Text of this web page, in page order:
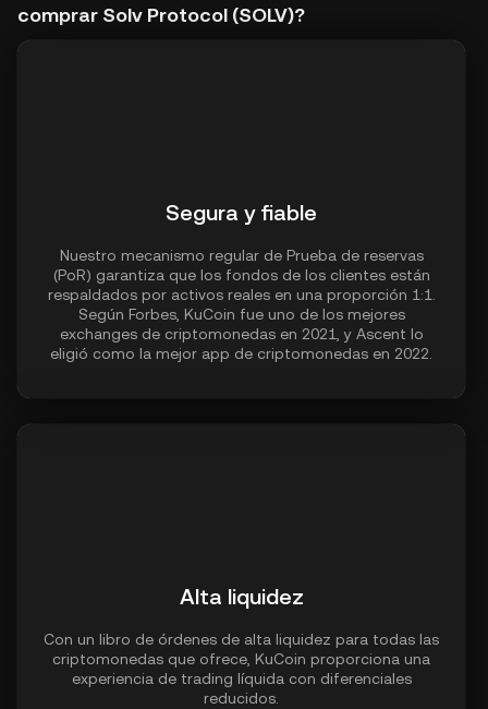
comprar Solv Protocol (SOLV)?
Segura y fiable
Nuestro mecanismo regular de Prueba de reservas
(PoR) garantiza que los fondos de los clientes están
respaldados por activos reales en una proporción 1:1.
Según Forbes, KuCoin fue uno de los mejores
exchanges de criptomonedas en 2021, y Ascent lo
eligió como la mejor app de criptomonedas en 2022.
Alta liquidez
Con un libro de órdenes de alta liquidez para todas las
criptomonedas que ofrece, KuCoin proporciona una
experiencia de trading líquida con diferenciales
reducidos.